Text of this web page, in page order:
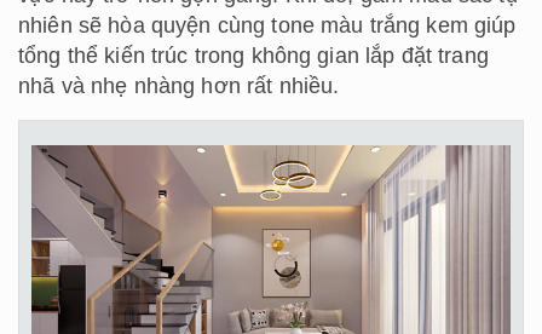
nhiên sẽ hòa quyện cùng tone màu trắng kem giúp
tổng thể kiến trúc trong không gian lắp đặt trang
nhã và nhẹ nhàng hơn rất nhiều.